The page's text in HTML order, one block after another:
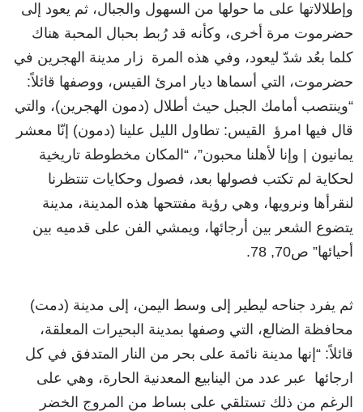
وإطلالاتها على ما حولها من السهول والجبال، ثم يعود إلى
حضرموت مرة أخرى، وكأنه قد رُبط بحبال المحبة هناك
كلما بعُد شدّ ليعود، وفي هذه المرة زار مدينة الهجرين في
حضرموت، التي أسماها ديار امرئ القيس، ووصفها قائلاً:
“وينتصب أمامك الجبل حيث أطلال (دمون الهجرين)، والتي
قال فيها امرؤ القيس: تطاول الليل علينا (دمون) إنّا معشر
يمانيون | وإنا لأهلنا محبون”، “المكان مخطوطة تاريخية
لحكاية لم تكتب فصولها بعد، فصول وحكايات تنتظرنا
لنقرأها ونرويها، وهي رؤية مفتتحها هذه المدينة، مدينة
يتضوع الشعر بين أرجائها، ويمشي الفن على قدميه بين
أحيائها” ص70, 78.
ثم يفرد جناحه ليطير إلى وسط اليمن، إلى مدينة (دمت)
محافظة الضالع، التي وصفها بمدينة البحيرات المعلقة،
قائلاً: “إنها مدينة نائمة على بحر من النار المتدفق في كل
ارجائها عبر عدد من الينابيع المعدنية الحارة، وهي على
الرغم من ذلك تستلقي على بساط من المروج الخضر